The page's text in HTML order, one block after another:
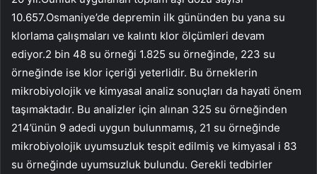
10.657.Osmaniye’de depremin ilk gününden bu yana su
klorlama çalışmaları ve kalıntı klor ölçümleri devam
ediyor.2 bin 48 su örneği 1.825 su örneğinde, 223 su
örneğinde ise klor içeriği yeterlidir. Bu örneklerin
mikrobiyolojik ve kimyasal analiz sonuçları da hayati önem
taşımaktadır. Bu analizler için alınan 325 su örneğinden
214’ünün 9 adedi uygun bulunmamış, 21 su örneğinde
mikrobiyolojik uyumsuzluk tespit edilmiş ve kimyasal i 83
su örneğinde uyumsuzluk bulundu. Gerekli tedbirler